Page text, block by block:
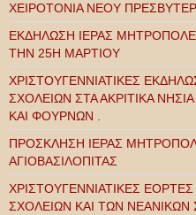
ΧΕΙΡΟΤΟΝΙΑ ΝΕΟΥ
ΕΚΔΗΛΩΣΗ ΙΕΡΑΣ
ΤΗΝ 25Η ΜΑΡΤΙΟΥ
ΧΡΙΣΤΟΥΓΕΝΝΙΑΤΙΚΕΣ
ΣΧΟΛΕΙΩΝ ΣΤΑ ΑΚΡΙΤΙΚΑ
ΚΑΙ ΦΟΥΡΝΩΝ .
ΠΡΟΣΚΛΗΣΗ ΙΕΡΑΣ
ΑΓΙΟΒΑΣΙΛΟΠΙΤΑΣ
ΧΡΙΣΤΟΥΓΕΝΝΙΑΤΙΚΕΣ
ΣΧΟΛΕΙΩΝ ΚΑΙ ΤΩΝ ΝΕΑΝΙΚΩΝ